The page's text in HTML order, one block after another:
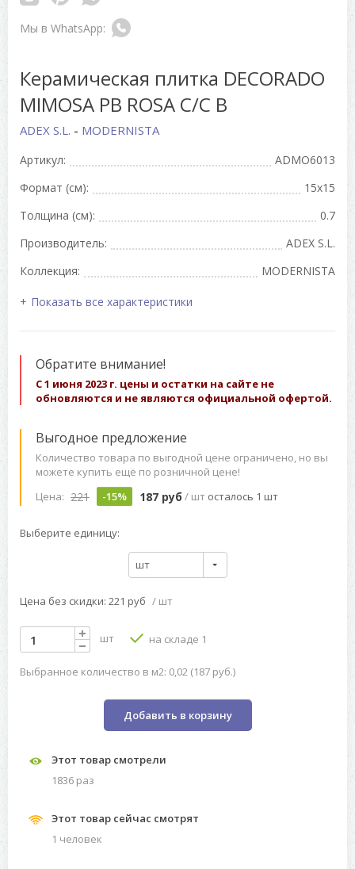
Керамическая плитка DECORADO
MIMOSA PB ROSA C/C B
ADEX S.L. - MODERNISTA
Артикул:
ADMO6013
Формат (см):
15x15
Толщина (см):
0.7
Производитель:
ADEX S.L.
Коллекция:
MODERNISTA
Показать все характеристики
Обратите внимание!
С 1 июня 2023 г. цены и остатки на сайте не
обновляются и не являются официальной офертой.
Выгодное предложение
Количество товара по выгодной цене ограничено, но вы
можете купить ещё по розничной цене!
Цена: 221 -15% 187 руб / шт осталось 1 шт
Выберите единицу:
шт
Цена без скидки: 221 руб / шт
шт на складе 1
Выбранное количество в м2: 0,02 (187 руб.)
Добавить в корзину
Этот товар смотрели
1836 раз
Этот товар сейчас смотрят
1 человек